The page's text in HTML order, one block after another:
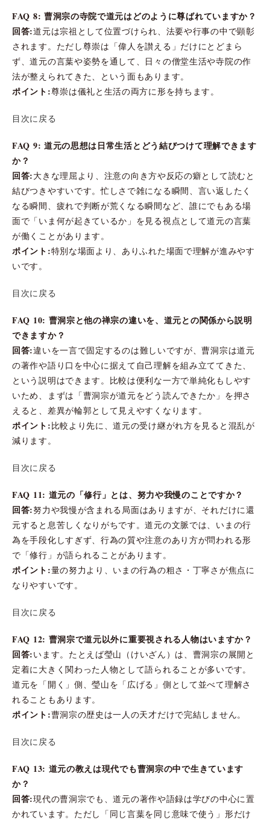
FAQ 8: 曹洞宗の寺院で道元はどのように尊ばれていますか？
回答:道元は宗祖として位置づけられ、法要や行事の中で顕彰
されます。ただし尊崇は「偉人を讃える」だけにとどまら
ず、道元の言葉や姿勢を通して、日々の僧堂生活や寺院の作
法が整えられてきた、という面もあります。
ポイント:尊崇は儀礼と生活の両方に形を持ちます。
目次に戻る
FAQ 9: 道元の思想は日常生活とどう結びつけて理解できます
か？
回答:大きな理屈より、注意の向き方や反応の癖として読むと
結びつきやすいです。忙しさで雑になる瞬間、言い返したく
なる瞬間、疲れで判断が荒くなる瞬間など、誰にでもある場
面で「いま何が起きているか」を見る視点として道元の言葉
が働くことがあります。
ポイント:特別な場面より、ありふれた場面で理解が進みやす
いです。
目次に戻る
FAQ 10: 曹洞宗と他の禅宗の違いを、道元との関係から説明
できますか？
回答:違いを一言で固定するのは難しいですが、曹洞宗は道元
の著作や語り口を中心に据えて自己理解を組み立ててきた、
という説明はできます。比較は便利な一方で単純化もしやす
いため、まずは「曹洞宗が道元をどう読んできたか」を押さ
えると、差異が輪郭として見えやすくなります。
ポイント:比較より先に、道元の受け継がれ方を見ると混乱が
減ります。
目次に戻る
FAQ 11: 道元の「修行」とは、努力や我慢のことですか？
回答:努力や我慢が含まれる局面はありますが、それだけに還
元すると息苦しくなりがちです。道元の文脈では、いまの行
為を手段化しすぎず、行為の質や注意のあり方が問われる形
で「修行」が語られることがあります。
ポイント:量の努力より、いまの行為の粗さ・丁寧さが焦点に
なりやすいです。
目次に戻る
FAQ 12: 曹洞宗で道元以外に重要視される人物はいますか？
回答:います。たとえば瑩山（けいざん）は、曹洞宗の展開と
定着に大きく関わった人物として語られることが多いです。
道元を「開く」側、瑩山を「広げる」側として並べて理解さ
れることもあります。
ポイント:曹洞宗の歴史は一人の天才だけで完結しません。
目次に戻る
FAQ 13: 道元の教えは現代でも曹洞宗の中で生きています
か？
回答:現代の曹洞宗でも、道元の著作や語録は学びの中心に置
かれています。ただし「同じ言葉を同じ意味で使う」形だけ